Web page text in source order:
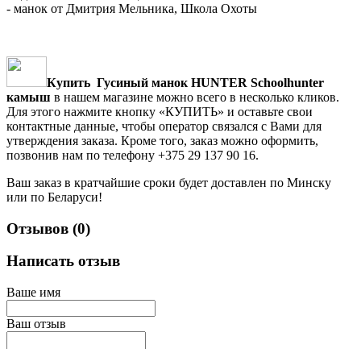
- манок от Дмитрия Мельника, Школа Охоты
Купить Гусиный манок HUNTER Schoolhunter
камыш в нашем магазине можно всего в несколько кликов.
Для этого нажмите кнопку «КУПИТЬ» и оставьте свои
контактные данные, чтобы оператор связался с Вами для
утверждения заказа. Кроме того, заказ можно оформить,
позвонив нам по телефону +375 29 137 90 16.
Ваш заказ в кратчайшие сроки будет доставлен по Минску
или по Беларуси!
Отзывов (0)
Написать отзыв
Ваше имя
Ваш отзыв